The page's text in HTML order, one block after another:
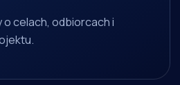
o celach, odbiorcach i